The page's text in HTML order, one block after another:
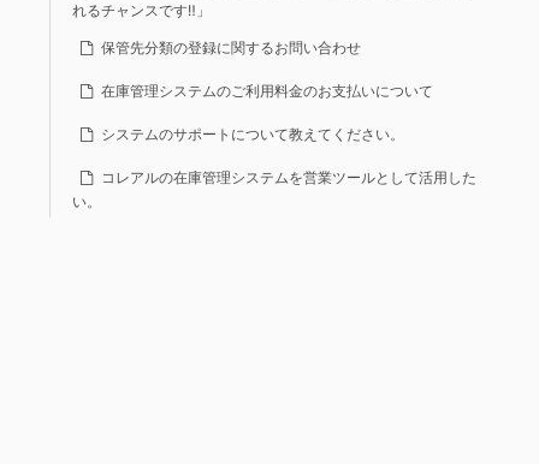
れるチャンスです‼」
保管先分類の登録に関するお問い合わせ
在庫管理システムのご利用料金のお支払いについて
システムのサポートについて教えてください。
コレアルの在庫管理システムを営業ツールとして活用した
い。